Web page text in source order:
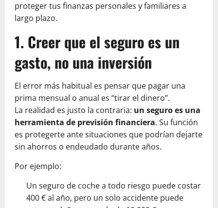
proteger tus finanzas personales y familiares a
largo plazo.
1. Creer que el seguro es un
gasto, no una inversión
El error más habitual es pensar que pagar una
prima mensual o anual es “tirar el dinero”.
La realidad es justo la contraria: un seguro es una
herramienta de previsión financiera. Su función
es protegerte ante situaciones que podrían dejarte
sin ahorros o endeudado durante años.
Por ejemplo:
Un seguro de coche a todo riesgo puede costar
400 € al año, pero un solo accidente puede